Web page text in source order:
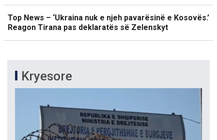
Top News – ‘Ukraina nuk e njeh pavarësinë e Kosovës.’
Reagon Tirana pas deklaratës së Zelenskyt
Kryesore